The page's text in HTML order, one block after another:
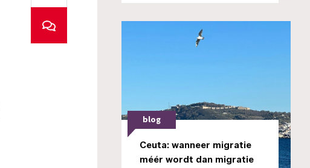
blog
Ceuta: wanneer migratie
méér wordt dan migratie